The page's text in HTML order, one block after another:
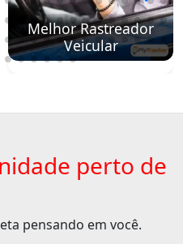
Melhor Rastreador
Veicular
perto de
pensando em você.